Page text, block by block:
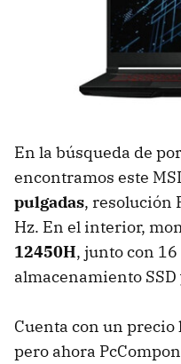
En la búsqueda de
encontramos este
pulgadas, resolución
Hz. En el interior,
12450H, junto con 16
almacenamiento SSD
Cuenta con un
pero ahora